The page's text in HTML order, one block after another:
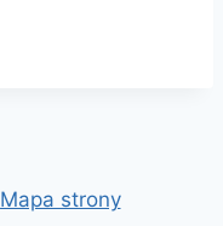
Mapa strony